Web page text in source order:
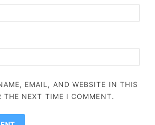
EMAIL, AND WEBSITE IN THIS
THE NEXT TIME I COMMENT.